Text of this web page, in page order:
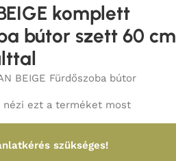
komplett
bútor szett 60 cm
BEIGE Fürdőszoba bútor
nézi ezt a terméket most
szükséges!